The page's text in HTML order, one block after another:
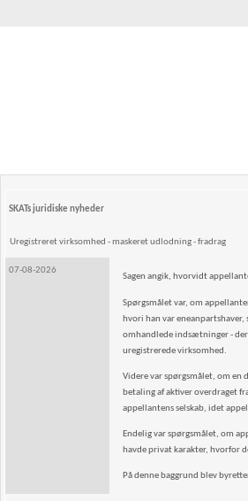
SKATs juridiske nyheder
Uregistreret virksomhed - maskeret udlodning - fradrag
07-08-2026
Sagen angik, hvorvidt
Spørgsmålet var, om
hvori han var
omhandlede indsætninger -
uregistrerede virksomhed.
Videre var spørgsmålet, om
betaling af aktiver overdraget
appellantens selskab, idet
Endelig var spørgsmålet, om
havde privat karakter, hvorfor
På denne baggrund blev